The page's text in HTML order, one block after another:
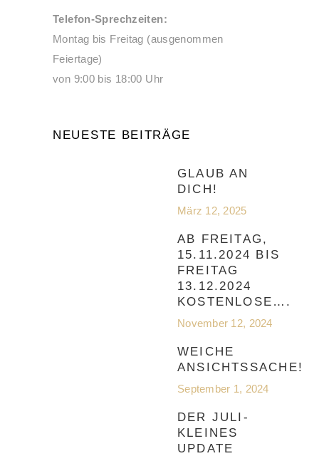
Telefon-Sprechzeiten:
Montag bis Freitag (ausgenommen
Feiertage)
von 9:00 bis 18:00 Uhr
NEUESTE BEITRÄGE
GLAUB AN
DICH!
März 12, 2025
AB FREITAG,
15.11.2024 BIS
FREITAG
13.12.2024
KOSTENLOSE….
November 12, 2024
WEICHE
ANSICHTSSACHE!
September 1, 2024
DER JULI-
KLEINES
UPDATE